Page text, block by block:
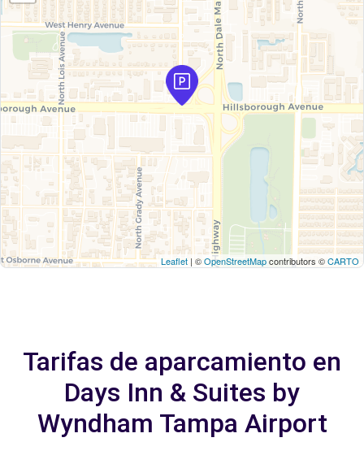
Leaflet | ©OpenStreetMapcontributors ©CARTO
Tarifas de aparcamiento en
Days Inn & Suites by
Wyndham Tampa Airport